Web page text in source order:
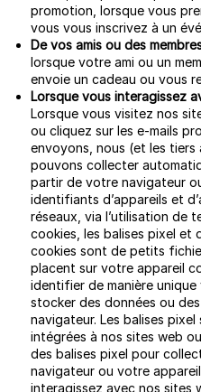
promotion, lorsque vous
vous vous inscrivez à un
De vos amis ou des
lorsque votre ami ou un
envoie un cadeau ou vous
Lorsque vous interagissez
Lorsque vous visitez nos
ou cliquez sur les e-mails
envoyons, nous (et les tiers
pouvons collecter
partir de votre navigateur
identifiants d’appareils et
réseaux, via l’utilisation de
cookies, les balises pixel et
cookies sont de petits
placent sur votre appareil
identifier de manière
stocker des données ou
navigateur. Les balises
intégrées à nos sites web
des balises pixel pour
navigateur ou votre
interagissez avec nos sites